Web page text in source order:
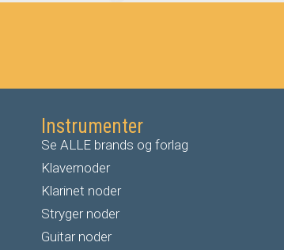
Instrumenter
Se ALLE brands og forlag
Klavernoder
Klarinet noder
Stryger noder
Guitar noder